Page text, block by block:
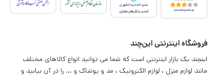
فروشگاه اینترنتی این‌چند
اینچند یک بازار اینترنتی است که شما می توانید انواع کالاهای مختلف
مانند لوازم منزل ، لوازم الکترونیک ، مد و پوشاک و ... را در آن بیابید و